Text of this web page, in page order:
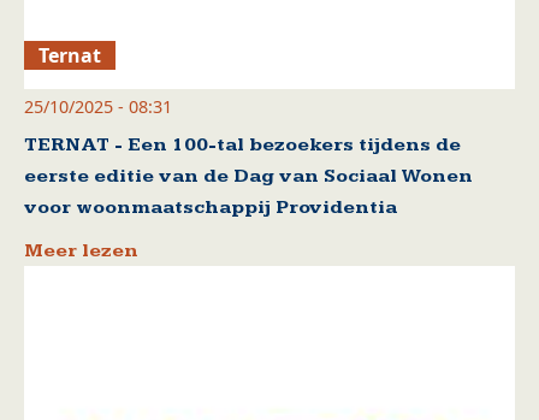
Ternat
25/10/2025 - 08:31
TERNAT - Een 100-tal bezoekers tijdens de
eerste editie van de Dag van Sociaal Wonen
voor woonmaatschappij Providentia
Meer lezen